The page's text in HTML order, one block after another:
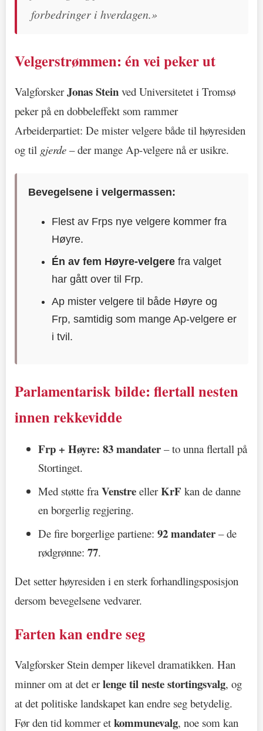
forbedringer i hverdagen.»
Velgerstrømmen: én vei peker ut
ValgforskerJonas Stein ved Universitetet i Tromsø
peker på en dobbeleffekt som rammer
Arbeiderpartiet: De mister velgere både til høyresiden
og til gjerde – der mange Ap-velgere nå er usikre.
Bevegelsene i velgermassen:
Flest av Frps nye velgere kommer fra
Høyre.
Én av fem Høyre-velgere fra valget
har gått over til Frp.
Ap mister velgere til både Høyre og
Frp, samtidig som mange Ap-velgere er
i tvil.
Parlamentarisk bilde: flertall nesten
innen rekkevidde
Frp + Høyre: 83 mandater – to unna flertall på
Stortinget.
Med støtte fraVenstre ellerKrF kan de danne
en borgerlig regjering.
De fire borgerlige partiene: 92 mandater – de
rødgrønne: 77.
Det setter høyresiden i en sterk forhandlingsposisjon
dersom bevegelsene vedvarer.
Farten kan endre seg
Valgforsker Stein demper likevel dramatikken. Han
minner om at det erlenge til neste stortingsvalg, og
at det politiske landskapet kan endre seg betydelig.
Før den tid kommer et kommunevalg, noe som kan